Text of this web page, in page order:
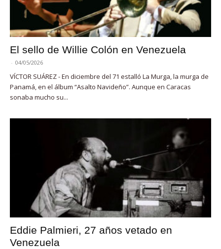
El sello de Willie Colón en Venezuela
- 04/05/2026
VÍCTOR SUÁREZ - En diciembre del 71 estalló La Murga, la murga de
Panamá, en el álbum “Asalto Navideño”. Aunque en Caracas
sonaba mucho su...
Eddie Palmieri, 27 años vetado en
Venezuela